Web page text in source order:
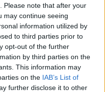
Please note that after your
may continue seeing
information utilized by
to third parties prior to
opt-out of the further
by third parties on the
This information may
on the IAB’s List of
further disclose it to other
του σκύλου σας αν
δεν ακολουθούν την